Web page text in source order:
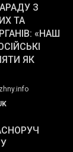
З
ТА
«НАШ
ЯК